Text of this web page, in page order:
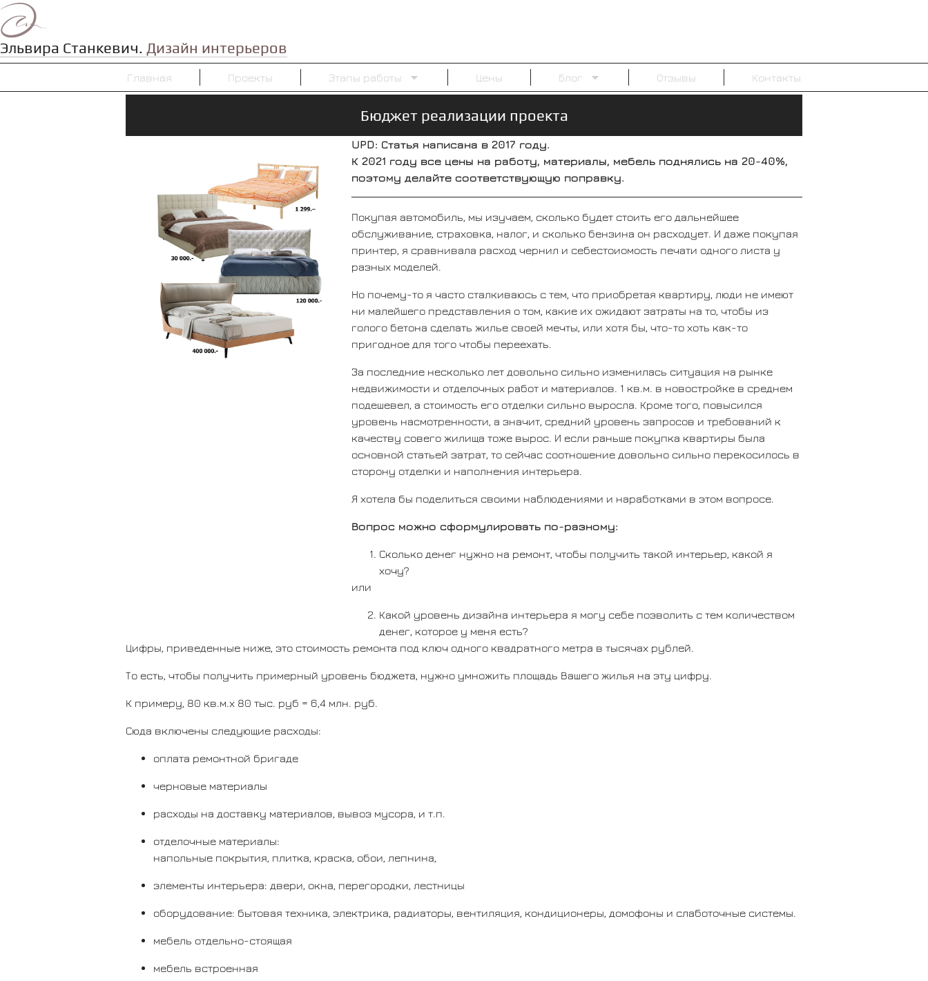
Эльвира Станкевич. Дизайн интерьеров
Главная Проекты Этапы работы Цены Блог Отзывы Контакты
Бюджет реализации проекта
UPD: Статья написана в 2017 году.
К 2021 году все цены на работу, материалы, мебель поднялись на 20-40%,
поэтому делайте соответствующую поправку.
Покупая автомобиль, мы изучаем, сколько будет стоить его дальнейшее
обслуживание, страховка, налог, и сколько бензина он расходует. И даже покупая
принтер, я сравнивала расход чернил и себестоиомость печати одного листа у
разных моделей.
Но почему-то я часто сталкиваюсь с тем, что приобретая квартиру, люди не имеют
ни малейшего представления о том, какие их ожидают затраты на то, чтобы из
голого бетона сделать жилье своей мечты, или хотя бы, что-то хоть как-то
пригодное для того чтобы переехать.
За последние несколько лет довольно сильно изменилась ситуация на рынке
недвижимости и отделочных работ и материалов. 1 кв.м. в новостройке в среднем
подешевел, а стоимость его отделки сильно выросла. Кроме того, повысился
уровень насмотренности, а значит, средний уровень запросов и требований к
качеству совего жилища тоже вырос. И если раньше покупка квартиры была
основной статьей затрат, то сейчас соотношение довольно сильно перекосилось в
сторону отделки и наполнения интерьера.
Я хотела бы поделиться своими наблюдениями и наработками в этом вопросе.
Вопрос можно сформулировать по-разному:
Сколько денег нужно на ремонт, чтобы получить такой интерьер, какой я
хочу?
или
Какой уровень дизайна интерьера я могу себе позволить с тем количеством
денег, которое у меня есть?
Цифры, приведенные ниже, это стоимость ремонта под ключ одного квадратного метра в тысячах рублей.
То есть, чтобы получить примерный уровень бюджета, нужно умножить площадь Вашего жилья на эту цифру.
К примеру, 80 кв.м.х 80 тыс. руб = 6,4 млн. руб.
Сюда включены следующие расходы:
оплата ремонтной бригаде
черновые материалы
расходы на доставку материалов, вывоз мусора, и т.п.
отделочные материалы:
напольные покрытия, плитка, краска, обои, лепнина,
элементы интерьера: двери, окна, перегородки, лестницы
оборудование: бытовая техника, электрика, радиаторы, вентиляция, кондиционеры, домофоны и слаботочные системы.
мебель отдельно-стоящая
мебель встроенная